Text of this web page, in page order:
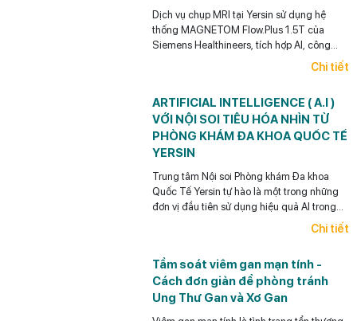
Dịch vụ chụp MRI tại Yersin sử dụng hệ
thống MAGNETOM Flow.Plus 1.5T của
Siemens Healthineers, tích hợp AI, công
nghệ Deep Resolve, khử tiếng ồn và tối ưu
Chi tiết
ARTIFICIAL INTELLIGENCE ( A.I )
VỚI NỘI SOI TIÊU HÓA NHÌN TỪ
PHÒNG KHÁM ĐA KHOA QUỐC TẾ
YERSIN
Trung tâm Nội soi Phòng khám Đa khoa
Quốc Tế Yersin tự hào là một trong những
đơn vị đầu tiên sử dụng hiệu quả AI trong
Chi tiết
Tầm soát viêm gan mạn tính -
Cách đơn giản để phòng tránh
Ung Thư Gan và Xơ Gan